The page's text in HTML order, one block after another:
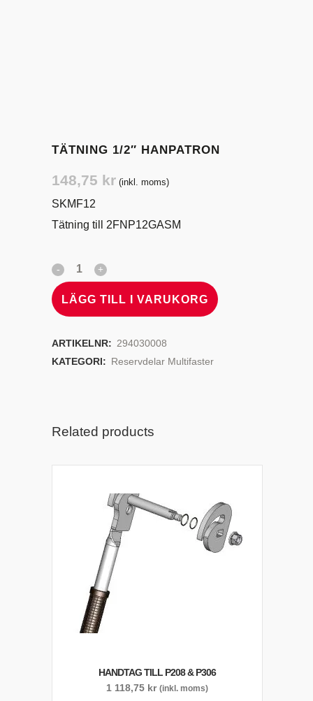
TÄTNING 1/2″ HANPATRON
148,75 kr (inkl. moms)
SKMF12
Tätning till 2FNP12GASM
LÄGG TILL I VARUKORG
ARTIKELNR: 294030008
KATEGORI: Reservdelar Multifaster
Related products
HANDTAG TILL P208 & P306
1 118,75 kr (inkl. moms)